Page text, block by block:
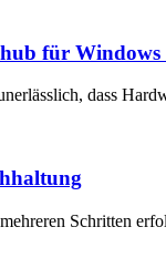
für Windows
dass
Schritten